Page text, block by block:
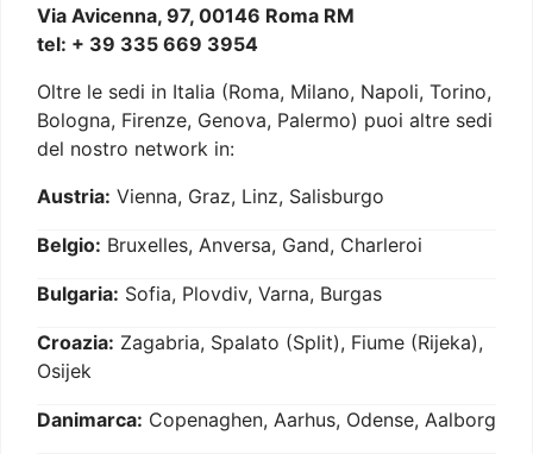
Via Avicenna, 97, 00146 Roma RM
tel: + 39 335 669 3954
Oltre le sedi in Italia (Roma, Milano, Napoli, Torino,
Bologna, Firenze, Genova, Palermo) puoi altre sedi
del nostro network in:
Austria: Vienna, Graz, Linz, Salisburgo
Belgio: Bruxelles, Anversa, Gand, Charleroi
Bulgaria: Sofia, Plovdiv, Varna, Burgas
Croazia: Zagabria, Spalato (Split), Fiume (Rijeka),
Osijek
Danimarca: Copenaghen, Aarhus, Odense, Aalborg